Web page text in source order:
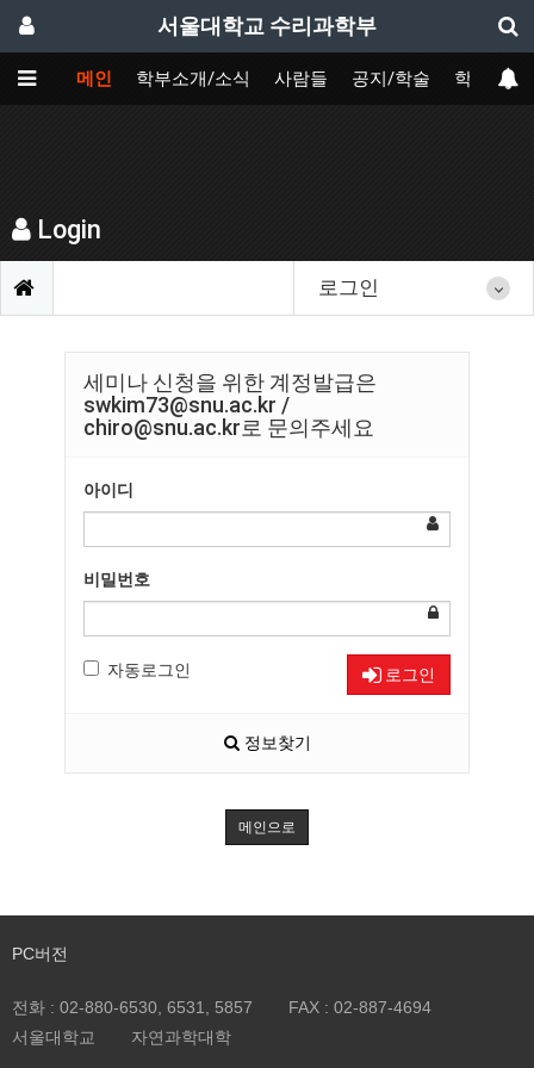
서울대학교 수리과학부
메인 학부소개/소식 사람들 공지/학술 학사
Login
로그인
세미나 신청을 위한 계정발급은
swkim73@snu.ac.kr /
chiro@snu.ac.kr로 문의주세요
아이디
비밀번호
자동로그인 로그인
정보찾기
메인으로
PC버전
전화 : 02-880-6530, 6531, 5857 FAX : 02-887-4694
서울대학교
자연과학대학